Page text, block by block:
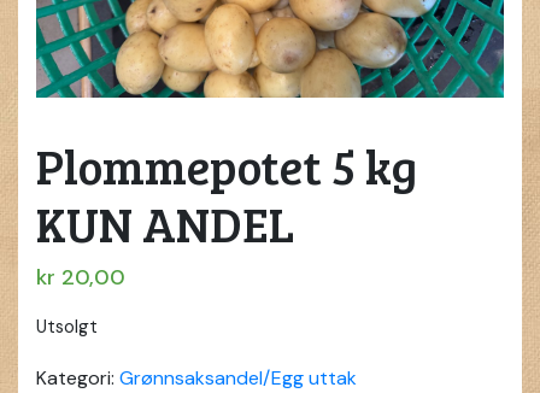
Plommepotet 5 kg
KUN ANDEL
kr 20,00
Utsolgt
Kategori: Grønnsaksandel/Egg uttak